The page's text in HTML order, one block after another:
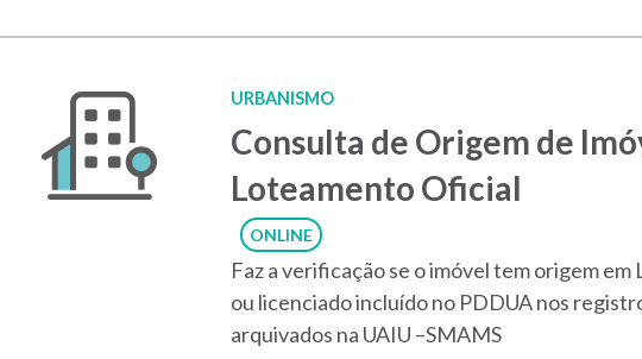
URBANISMO
Consulta de Origem de
Loteamento Oficial
ONLINE
Faz a verificação se o imóvel tem origem
ou licenciado incluído no PDDUA nos
arquivados na UAIU –SMAMS